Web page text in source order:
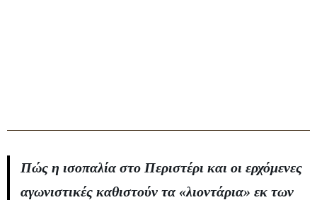
Πώς η ισοπαλία στο Περιστέρι και οι ερχόμενες
αγωνιστικές καθιστούν τα «λιοντάρια» εκ των